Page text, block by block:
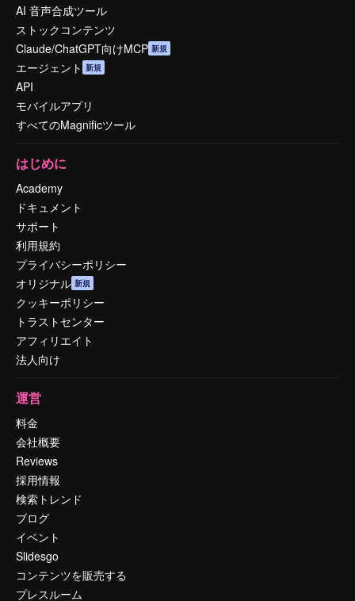
AI 音声合成ツール
ストックコンテンツ
Claude/ChatGPT向けMCP 新規
エージェント 新規
API
モバイルアプリ
すべてのMagnificツール
はじめに
Academy
ドキュメント
サポート
利用規約
プライバシーポリシー
オリジナル 新規
クッキーポリシー
トラストセンター
アフィリエイト
法人向け
運営
料金
会社概要
Reviews
採用情報
検索トレンド
ブログ
イベント
Slidesgo
コンテンツを販売する
プレスルーム